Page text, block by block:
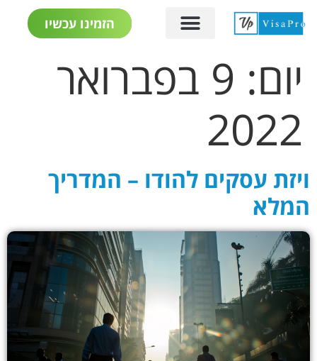
הזמינו עכשיו
יום:
9 בפברואר
2022
ויזת עסקים להודו – המדריך
המלא